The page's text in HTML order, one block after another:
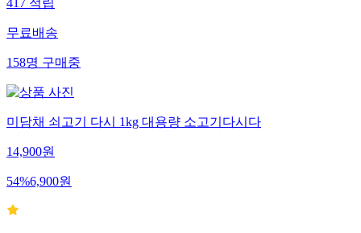
417적립
무료배송
158명구매중
미담채 쇠고기 다시 1kg 대용량 소고기다시다
14,900원
54%6,900원